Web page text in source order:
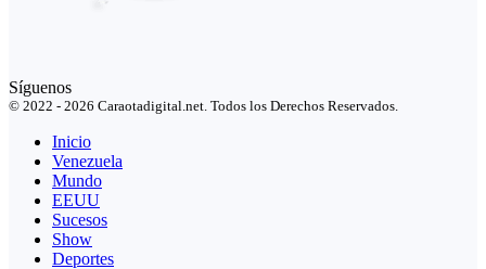
Síguenos
© 2022 - 2026 Caraotadigital.net. Todos los Derechos Reservados.
Inicio
Venezuela
Mundo
EEUU
Sucesos
Show
Deportes